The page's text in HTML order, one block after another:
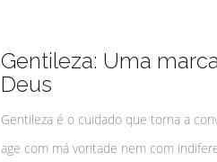
Gentileza: Uma
Deus
Gentileza é o cuidado que torna a
age com má vontade nem com